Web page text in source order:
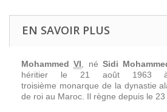
EN SAVOIR PLUS
MohammedVI , né Sidi
héritier le 21 août 1963
troisième monarque de la dynastie
de roi au Maroc . Il règne depuis le